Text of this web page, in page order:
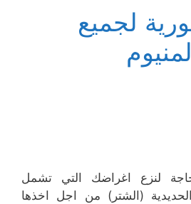
لجميع
لنزع اغراضك التي تشمل
الحديدية (الشتر) من اجل اخذها